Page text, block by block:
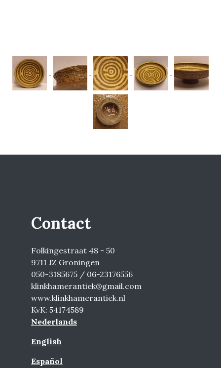
Contact
Folkingestraat 48 - 50
9711 JZ Groningen
050-3185675 / 06-23176556
klinkhamerantiek@gmail.com
www.klinkhamerantiek.nl
KvK: 54174589
Nederlands
English
Español